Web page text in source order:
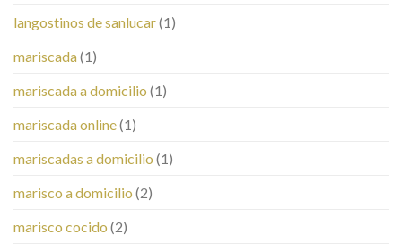
langostinos de sanlucar(1)
mariscada(1)
mariscada a domicilio (1)
mariscada online(1)
mariscadas a domicilio (1)
marisco a domicilio (2)
marisco cocido (2)